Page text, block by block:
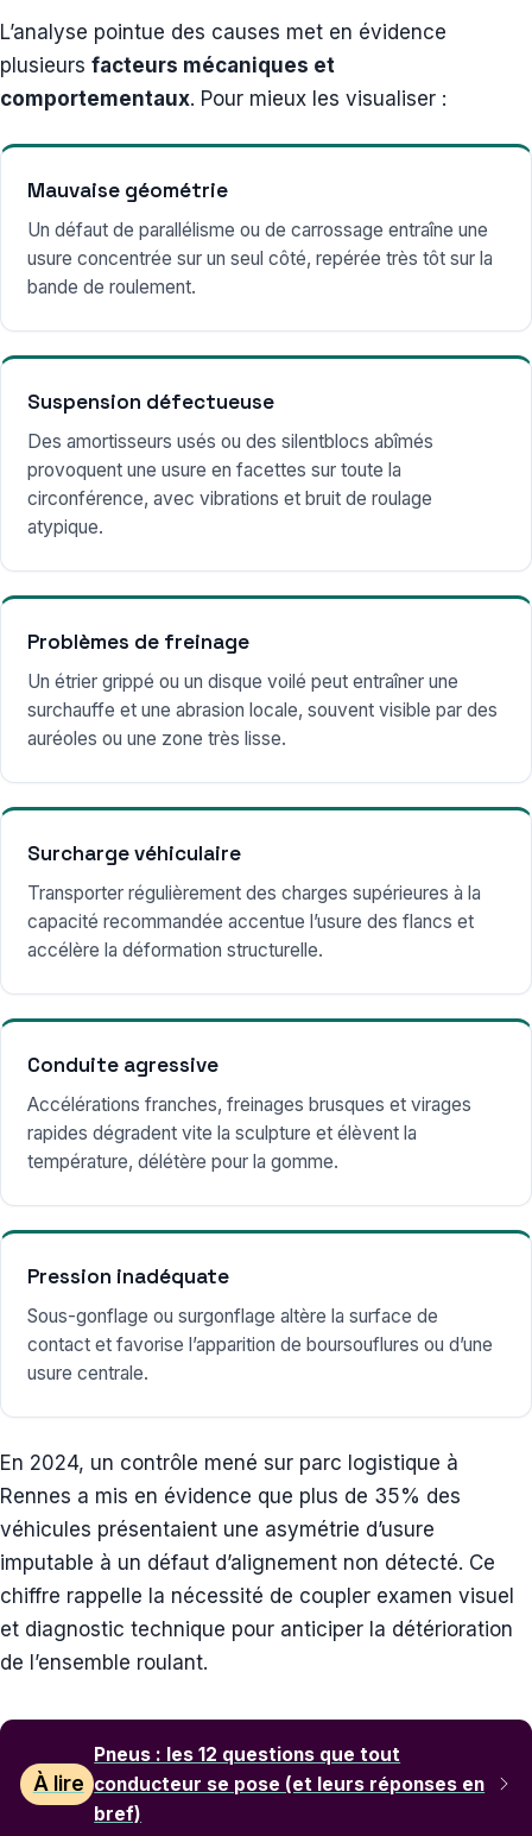
L’analyse pointue des causes met en évidence
plusieurs facteurs mécaniques et
comportementaux. Pour mieux les visualiser :
Mauvaise géométrie
Un défaut de parallélisme ou de carrossage entraîne une
usure concentrée sur un seul côté, repérée très tôt sur la
bande de roulement.
Suspension défectueuse
Des amortisseurs usés ou des silentblocs abîmés
provoquent une usure en facettes sur toute la
circonférence, avec vibrations et bruit de roulage
atypique.
Problèmes de freinage
Un étrier grippé ou un disque voilé peut entraîner une
surchauffe et une abrasion locale, souvent visible par des
auréoles ou une zone très lisse.
Surcharge véhiculaire
Transporter régulièrement des charges supérieures à la
capacité recommandée accentue l’usure des flancs et
accélère la déformation structurelle.
Conduite agressive
Accélérations franches, freinages brusques et virages
rapides dégradent vite la sculpture et élèvent la
température, délétère pour la gomme.
Pression inadéquate
Sous-gonflage ou surgonflage altère la surface de
contact et favorise l’apparition de boursouflures ou d’une
usure centrale.
En 2024, un contrôle mené sur parc logistique à
Rennes a mis en évidence que plus de 35% des
véhicules présentaient une asymétrie d’usure
imputable à un défaut d’alignement non détecté. Ce
chiffre rappelle la nécessité de coupler examen visuel
et diagnostic technique pour anticiper la détérioration
de l’ensemble roulant.
À lire
Pneus : les 12 questions que tout
conducteur se pose (et leurs réponses en
bref)